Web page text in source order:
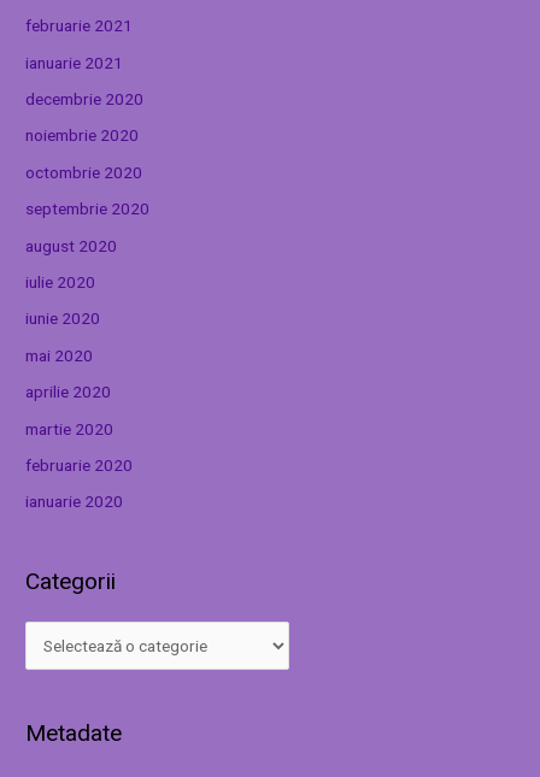
februarie 2021
ianuarie 2021
decembrie 2020
noiembrie 2020
octombrie 2020
septembrie 2020
august 2020
iulie 2020
iunie 2020
mai 2020
aprilie 2020
martie 2020
februarie 2020
ianuarie 2020
Categorii
Metadate